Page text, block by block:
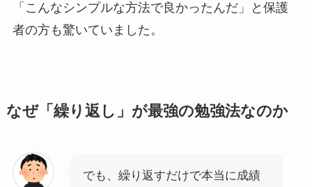
「こんなシンプルな方法で良かったんだ」と保護
者の方も驚いていました。
なぜ「繰り返し」が最強の勉強法なのか
でも、繰り返すだけで本当に成績